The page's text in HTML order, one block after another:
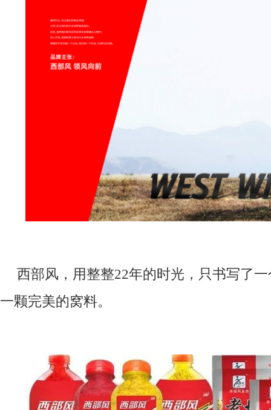
西部风，用整整22年的时光，只书写了
一颗完美的窝料。